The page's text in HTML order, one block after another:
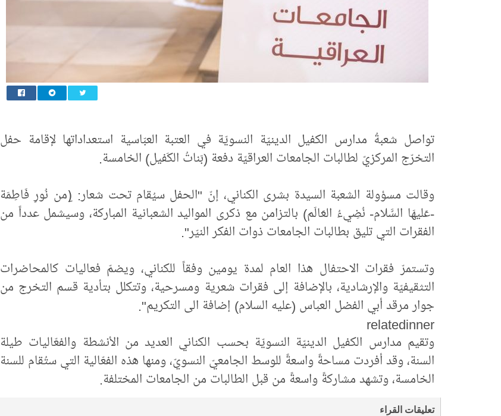
تواصل شعبةُ مدارس الكفيل الدينيّة النسويّة في العتبة العبّاسية استعداداتها لإقامة حفل
التخرّج المركزيّ لطالبات الجامعات العراقيّة دفعة (بَناتُ الكَفيل) الخامسة.
وقالت مسؤولة الشعبة السيدة بشرى الكناني، إنّ "الحفل سيُقام تحت شعار: (ِمن نُورِ فَاطِمَة
-عَليهَا السَّلام- نُضِيءُ العَالَم) بالتزامن مع ذكرى المواليد الشعبانية المباركة، وسيشمل عدداً من
الفقرات التي تليق بطالبات الجامعات ذوات الفكر النيّر".
وتستمرّ فقرات الاحتفال هذا العام لمدة يومين وفقاً للكناني، ويضمّ فعاليات كالمحاضرات
التثقيفيّة والإرشادية، بالإضافة إلى فقرات شعرية ومسرحية، وتتكلل بتأدية قسم التخرج من
جوار مرقد أبي الفضل العباس (عليه السلام) إضافة الى التكريم".
relatedinner
وتقيم مدارس الكفيل الدينيّة النسويّة بحسب الكناني العديد من الأنشطة والفعّاليات طيلة
السنة، وقد أفردت مساحةً واسعةً للوسط الجامعيّ النسويّ، ومنها هذه الفعّالية التي ستُقام للسنة
الخامسة، وتشهد مشاركةً واسعةً من قبل الطالبات من الجامعات المختلفة.
تعليقات القراء